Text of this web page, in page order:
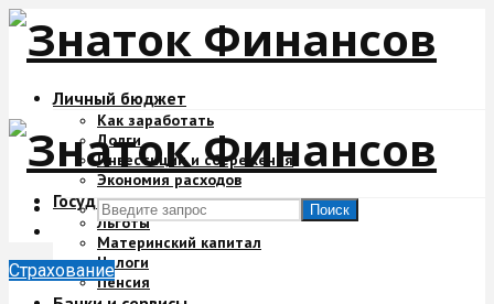
Личный бюджет
Как заработать
Долги
Инвестиции и сбережения
Экономия расходов
Государство и деньги
Льготы
Материнский капитал
Налоги
Пенсия
Поиск
Страхование